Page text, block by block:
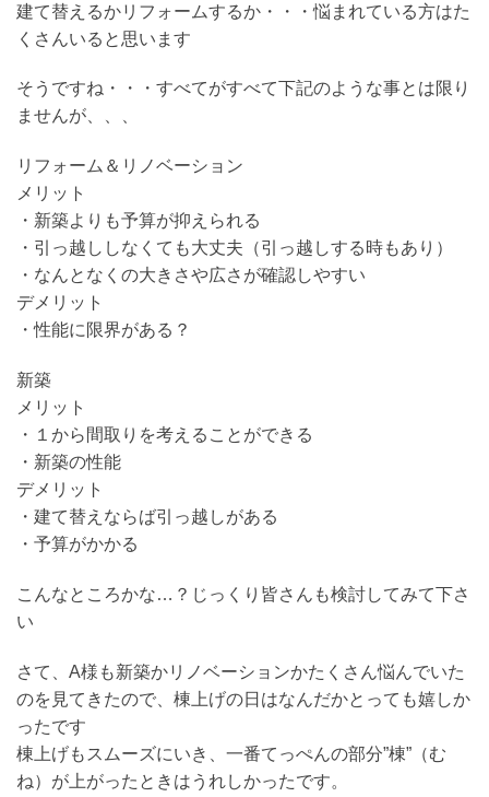
建て替えるかリフォームするか・・・悩まれている方はた
くさんいると思います
そうですね・・・すべてがすべて下記のような事とは限り
ませんが、、、
リフォーム＆リノベーション
メリット
・新築よりも予算が抑えられる
・引っ越ししなくても大丈夫（引っ越しする時もあり）
・なんとなくの大きさや広さが確認しやすい
デメリット
・性能に限界がある？
新築
メリット
・１から間取りを考えることができる
・新築の性能
デメリット
・建て替えならば引っ越しがある
・予算がかかる
こんなところかな…？じっくり皆さんも検討してみて下さ
い
さて、A様も新築かリノベーションかたくさん悩んでいた
のを見てきたので、棟上げの日はなんだかとっても嬉しか
ったです
棟上げもスムーズにいき、一番てっぺんの部分”棟”（む
ね）が上がったときはうれしかったです。